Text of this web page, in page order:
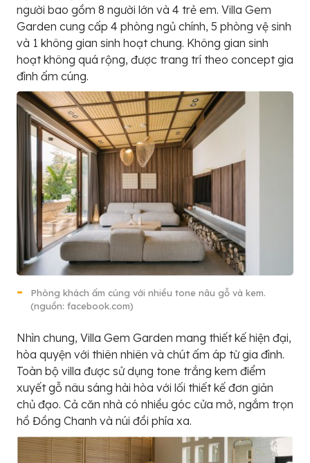
người bao gồm 8 người lớn và 4 trẻ em. Villa Gem
Garden cung cấp 4 phòng ngủ chính, 5 phòng vệ sinh
và 1 không gian sinh hoạt chung. Không gian sinh
hoạt không quá rộng, được trang trí theo concept gia
đình ấm cúng.
Phòng khách ấm cúng với nhiều tone nâu gỗ và kem.
(nguồn: facebook.com)
Nhìn chung, Villa Gem Garden mang thiết kế hiện đại,
hòa quyện với thiên nhiên và chút ấm áp từ gia đình.
Toàn bộ villa được sử dụng tone trắng kem điểm
xuyết gỗ nâu sáng hài hòa với lối thiết kế đơn giản
chủ đạo. Cả căn nhà có nhiều góc cửa mở, ngắm trọn
hồ Đồng Chanh và núi đồi phía xa.